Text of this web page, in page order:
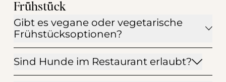
Frühstück
Gibt es vegane oder vegetarische
Frühstücksoptionen?
Sind Hunde im Restaurant erlaubt?